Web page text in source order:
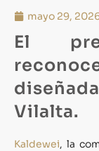
mayo 29,
El
Vilalta.
Kaldewei, la